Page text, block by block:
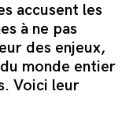
accusent les
à ne pas
des enjeux,
monde entier
Voici leur